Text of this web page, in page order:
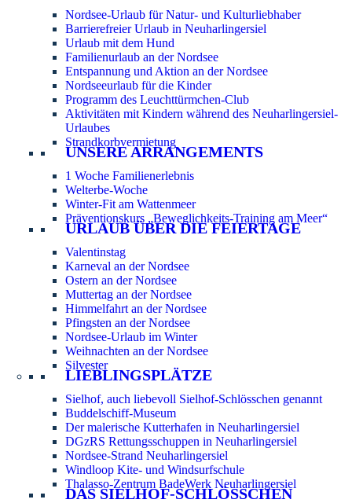
Nordsee-Urlaub für Natur- und Kulturliebhaber
Barrierefreier Urlaub in Neuharlingersiel
Urlaub mit dem Hund
Familienurlaub an der Nordsee
Entspannung und Aktion an der Nordsee
Nordseeurlaub für die Kinder
Programm des Leuchttürmchen-Club
Aktivitäten mit Kindern während des Neuharlingersiel-
Urlaubes
Strandkorbvermietung
UNSERE ARRANGEMENTS
1 Woche Familienerlebnis
Welterbe-Woche
Winter-Fit am Wattenmeer
Präventionskurs „Beweglichkeits-Training am Meer“
URLAUB ÜBER DIE FEIERTAGE
Valentinstag
Karneval an der Nordsee
Ostern an der Nordsee
Muttertag an der Nordsee
Himmelfahrt an der Nordsee
Pfingsten an der Nordsee
Nordsee-Urlaub im Winter
Weihnachten an der Nordsee
Silvester
LIEBLINGSPLÄTZE
Sielhof, auch liebevoll Sielhof-Schlösschen genannt
Buddelschiff-Museum
Der malerische Kutterhafen in Neuharlingersiel
DGzRS Rettungsschuppen in Neuharlingersiel
Nordsee-Strand Neuharlingersiel
Windloop Kite- und Windsurfschule
Thalasso-Zentrum BadeWerk Neuharlingersiel
DAS SIELHOF-SCHLÖSSCHEN